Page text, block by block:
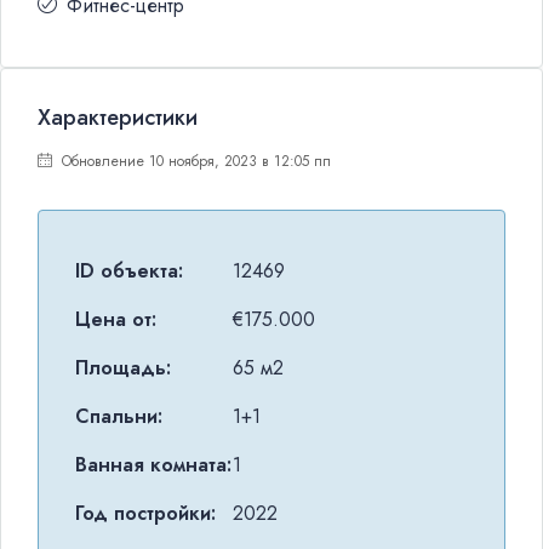
Характеристики
Обновление 10 ноября, 2023 в 12:05 пп
ID объекта:
12469
Цена от:
€175.000
Площадь:
65 м2
Спальни:
1+1
Ванная комната:1
Год постройки:
2022